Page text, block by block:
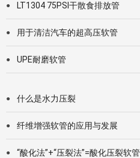
● LT1304 75PSI干散食排放管
● 用于清洁汽车的超高压软管
● UPE耐磨软管
● 什么是水力压裂
● 纤维增强软管的应用与发展
● “酸化法”+“压裂法”=酸化压裂软管